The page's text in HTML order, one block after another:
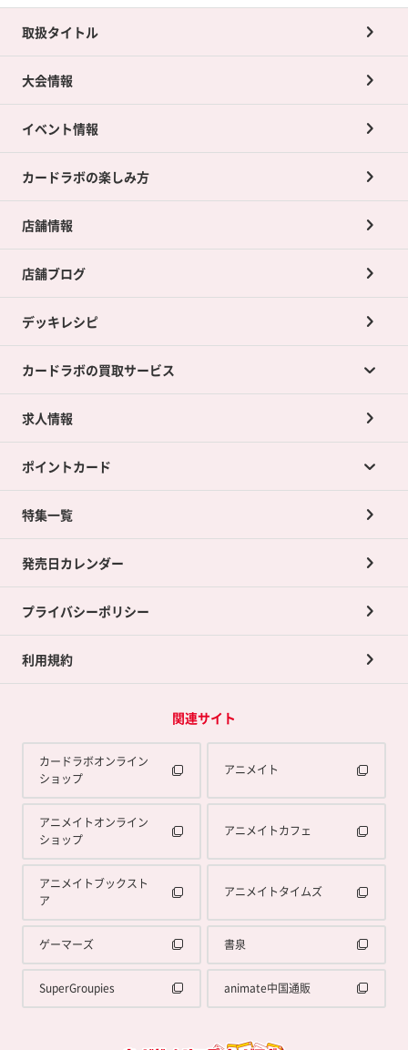
取扱タイトル
大会情報
イベント情報
カードラボの楽しみ方
店舗情報
店舗ブログ
デッキレシピ
カードラボの買取サービス
カードラボの買取サービスTOP
店舗買取について
ネット買取について
買取承諾書について
求人情報
ポイントカード
ポイントカードTOP
ポイント交換景品
特集一覧
発売日カレンダー
プライバシーポリシー
利用規約
関連サイト
カードラボオンライン
ショップ
アニメイト
アニメイトオンライン
ショップ
アニメイトカフェ
アニメイトブックスト
ア
アニメイトタイムズ
ゲーマーズ 書泉
SuperGroupies animate中国通販